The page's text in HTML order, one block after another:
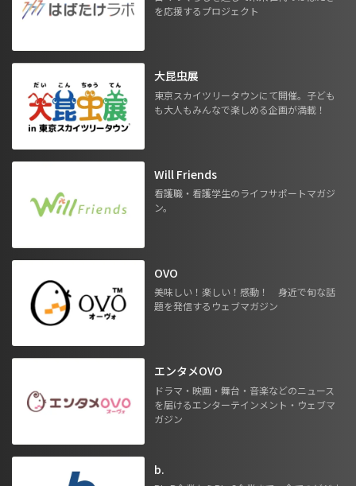
を応援するプロジェクト
大昆虫展
東京スカイツリータウンにて開催。子ども
も大人もみんなで楽しめる企画が満載！
Will Friends
看護職・看護学生のライフサポートマガジ
ン。
OVO
美味しい！楽しい！感動！ 身近で旬な話
題を発信するウェブマガジン
エンタメOVO
ドラマ・映画・舞台・音楽などのニュース
を届けるエンターテインメント・ウェブマ
ガジン
b.